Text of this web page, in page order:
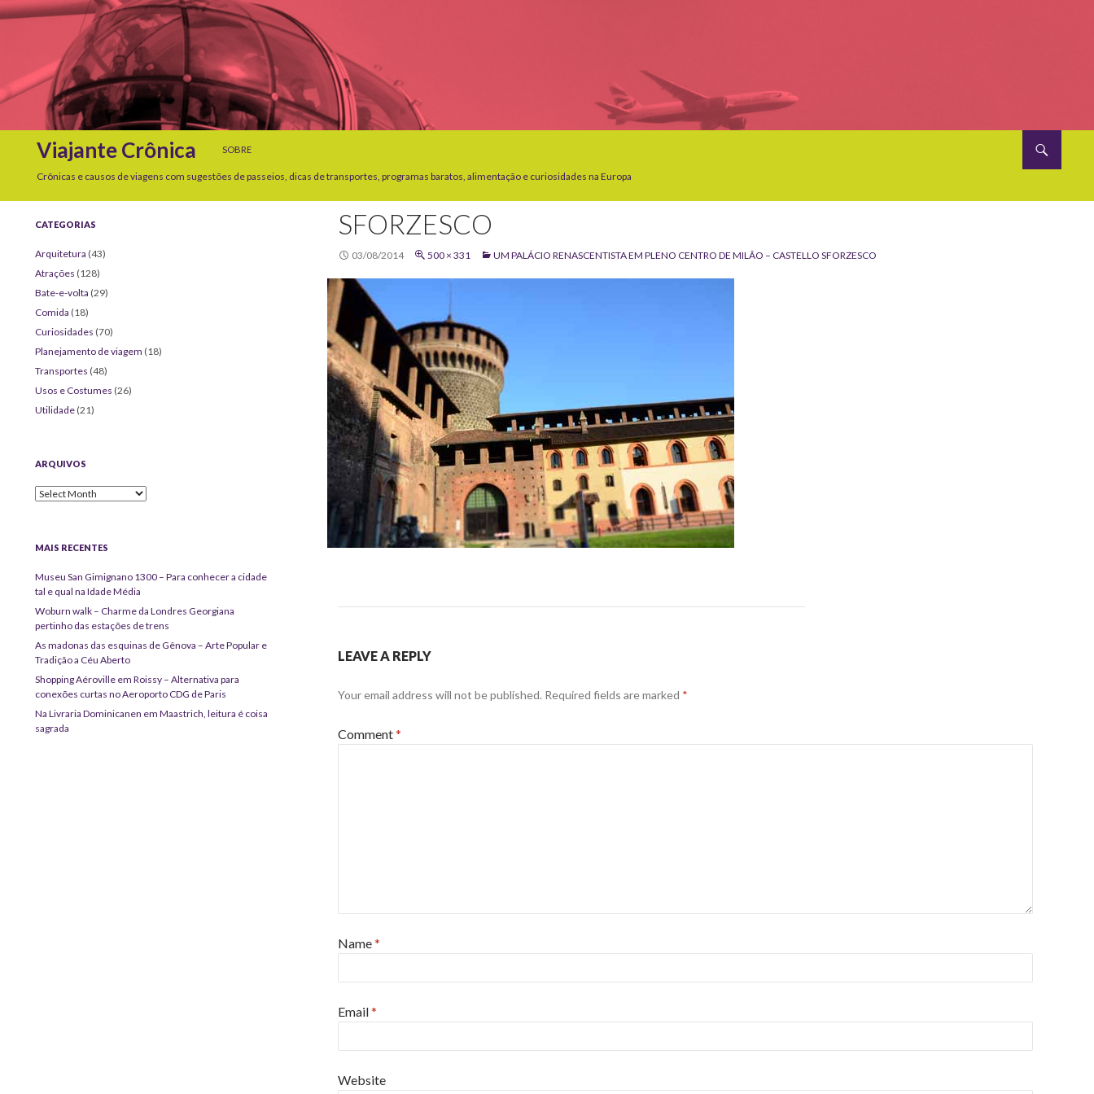
Viajante Crônica
SOBRE
Crônicas e causos de viagens com sugestões de passeios, dicas de transportes, programas baratos, alimentação e curiosidades na Europa
SFORZESCO
03/08/2014 500 × 331 UM PALÁCIO RENASCENTISTA EM PLENO CENTRO DE MILÃO – CASTELLO SFORZESCO
LEAVE A REPLY
Your email address will not be published. Required fields are marked *
Comment*
Name*
Email*
Website
CATEGORIAS
Arquitetura (43)
Atrações (128)
Bate-e-volta (29)
Comida (18)
Curiosidades (70)
Planejamento de viagem (18)
Transportes (48)
Usos e Costumes (26)
Utilidade (21)
ARQUIVOS
Arquivos
MAIS RECENTES
Museu San Gimignano 1300 – Para conhecer a cidade
tal e qual na Idade Média
Woburn walk – Charme da Londres Georgiana
pertinho das estações de trens
As madonas das esquinas de Gênova – Arte Popular e
Tradição a Céu Aberto
Shopping Aéroville em Roissy – Alternativa para
conexões curtas no Aeroporto CDG de Paris
Na Livraria Dominicanen em Maastrich, leitura é coisa
sagrada